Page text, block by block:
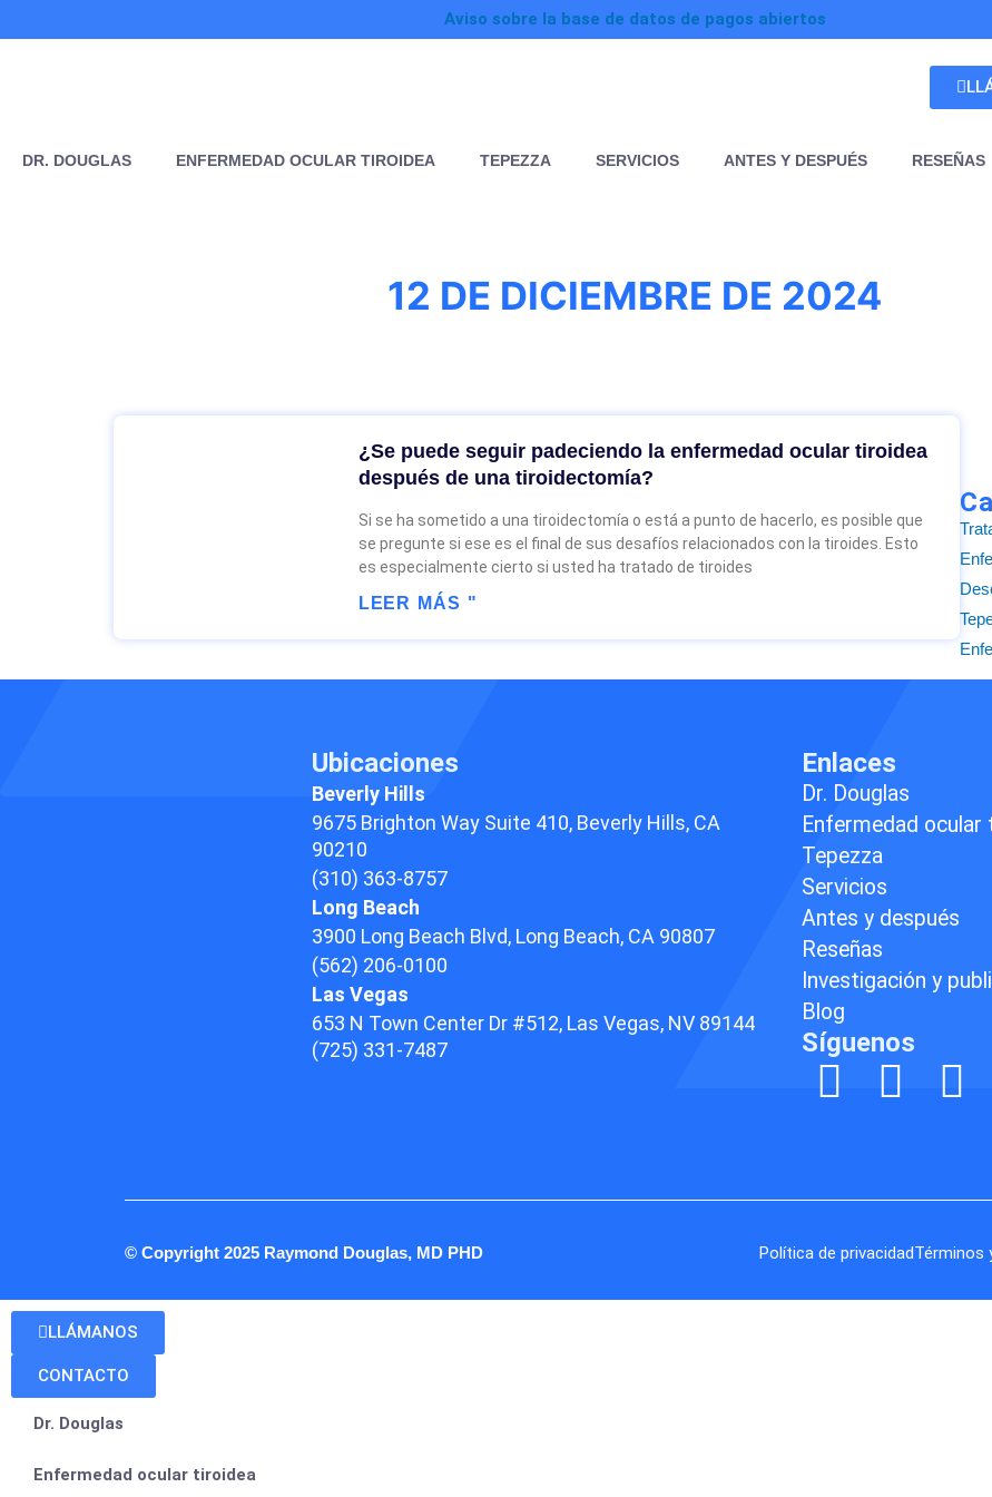
al
Aviso sobre la base de datos de pagos abiertos
DR. DOUGLAS ENFERMEDAD OCULAR TIROIDEA TEPEZZA SERVICIOS ANTES Y DESPUÉS RESEÑAS
12 DE DICIEMBRE DE 2024
¿Se puede seguir padeciendo la enfermedad ocular tiroidea
después de una tiroidectomía?
Si se ha sometido a una tiroidectomía o está a punto de hacerlo, es posible que
se pregunte si ese es el final de sus desafíos relacionados con la tiroides. Esto
es especialmente cierto si usted ha tratado de tiroides
LEER MÁS "
Ubicaciones
Beverly Hills
9675 Brighton Way Suite 410, Beverly Hills, CA
90210
(310) 363-8757
Long Beach
3900 Long Beach Blvd, Long Beach, CA 90807
(562) 206-0100
Las Vegas
653 N Town Center Dr #512, Las Vegas, NV 89144
(725) 331-7487
Enlaces
Dr. Douglas
Enfermedad ocular
Tepezza
Servicios
Antes y después
Reseñas
Investigación y
Blog
Síguenos
© Copyright 2025 Raymond Douglas, MD PHD Política de privacidadTérminos
LLÁMANOS
CONTACTO
Dr. Douglas
Enfermedad ocular tiroidea